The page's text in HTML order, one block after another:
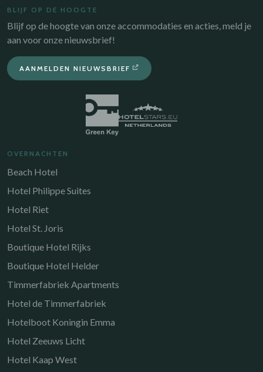
BLIJF OP DE HOOGTE
Blijf op de hoogte van onze accommodaties en acties, meld je
aan voor onze nieuwsbrief!
AANMELDEN NIEUWSBRIEF
OVERNACHTEN
Beach Hotel
Hotel Philippe Suites
Hotel Riet
Hotel St. Joris
Boutique Hotel Rijks
Boutique Hotel Helder
Timmerfabriek Apartments
Hotel de Timmerfabriek
Hotelboot Koningin Emma
Hotel Zeeuws Licht
Hotel Kaap West